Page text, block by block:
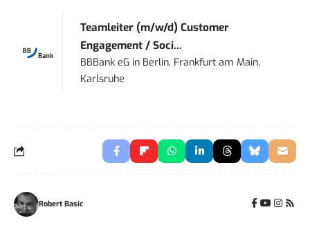
Teamleiter (m/w/d) Customer
Engagement / Soci...
BBBank eG in Berlin, Frankfurt am Main,
Karlsruhe
Robert Basic